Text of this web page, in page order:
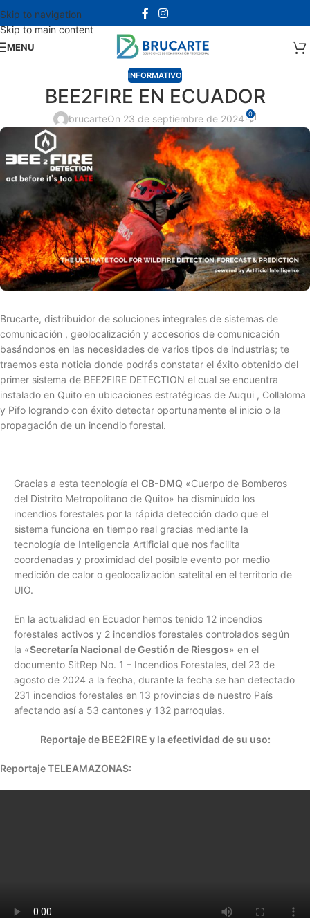
Skip to navigation
Skip to main content
MENU
INFORMATIVO
BEE2FIRE EN ECUADOR
brucarteOn 23 de septiembre de 2024 0
Brucarte, distribuidor de soluciones integrales de sistemas de
comunicación , geolocalización y accesorios de comunicación
basándonos en las necesidades de varios tipos de industrias; te
traemos esta noticia donde podrás constatar el éxito obtenido del
primer sistema de BEE2FIRE DETECTION el cual se encuentra
instalado en Quito en ubicaciones estratégicas de Auqui , Collaloma
y Pifo logrando con éxito detectar oportunamente el inicio o la
propagación de un incendio forestal.
Gracias a esta tecnología el CB-DMQ «Cuerpo de Bomberos
del Distrito Metropolitano de Quito» ha disminuido los
incendios forestales por la rápida detección dado que el
sistema funciona en tiempo real gracias mediante la
tecnología de Inteligencia Artificial que nos facilita
coordenadas y proximidad del posible evento por medio
medición de calor o geolocalización satelital en el territorio de
UIO.
En la actualidad en Ecuador hemos tenido 12 incendios
forestales activos y 2 incendios forestales controlados según
la «Secretaría Nacional de Gestión de Riesgos» en el
documento SitRep No. 1 – Incendios Forestales, del 23 de
agosto de 2024 a la fecha, durante la fecha se han detectado
231 incendios forestales en 13 provincias de nuestro País
afectando así a 53 cantones y 132 parroquias.
Reportaje de BEE2FIRE y la efectividad de su uso:
Reportaje TELEAMAZONAS: